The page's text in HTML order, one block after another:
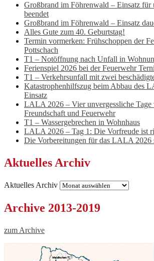
Großbrand im Föhrenwald – Einsatz für
beendet
Großbrand im Föhrenwald – Einsatz
Alles Gute zum 40. Geburtstag!
Termin vormerken: Frühschoppen der
Pottschach
T1 – Notöffnung nach Unfall in
Ferienspiel 2026 bei der Feuerwehr
T1 – Verkehrsunfall mit zwei
Katastrophenhilfszug beim Abbau des
Einsatz
LALA 2026 – Vier unvergessliche Tage
Freundschaft und Feuerwehr
T1 – Wassergebrechen in Wohnhaus
LALA 2026 – Tag 1: Die Vorfreude ist
Die Vorbereitungen für das LALA 2026
Aktuelles Archiv
Aktuelles Archiv
Archive 2013-2019
zum Archive